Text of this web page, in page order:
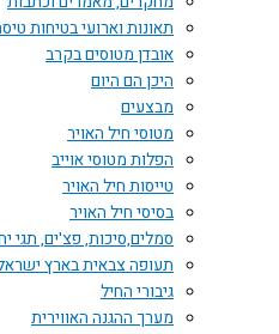
תאונות וארועי בטיחות טיסה
אובדן מטוסים בקרב
היכן הם היום
מבצעים
מטוסי חיל האויר
הפלות מטוסי אוייב
טייסות חיל האויר
בסיסי חיל האויר
סמלים,סיכות, פצ'ים, תגי
תעופה צבאית בארץ ישראל
גיבורי החיל
מערך ההגנה האווירית